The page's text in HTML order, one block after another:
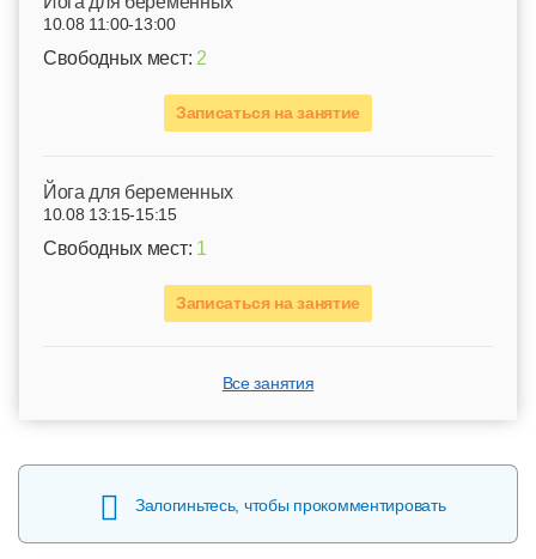
10.08 11:00-13:00
Свободных мест: 2
Записаться на занятие
Йога для беременных
10.08 13:15-15:15
Свободных мест: 1
Записаться на занятие
Все занятия
Залогиньтесь, чтобы прокомментировать